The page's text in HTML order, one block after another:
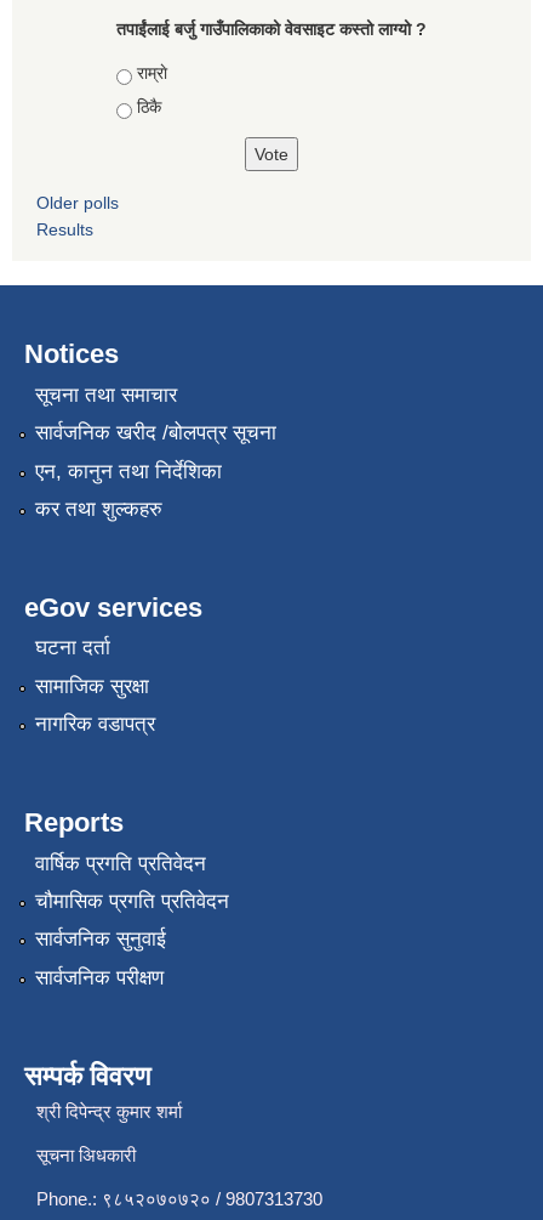
तपाईंलाई बर्जु गाउँपालिकाको वेवसाइट कस्तो लाग्यो ?
Choices
राम्राे
ठिकै
Older polls
Results
Notices
सूचना तथा समाचार
सार्वजनिक खरीद /बोलपत्र सूचना
एन, कानुन तथा निर्देशिका
कर तथा शुल्कहरु
eGov services
घटना दर्ता
सामाजिक सुरक्षा
नागरिक वडापत्र
Reports
वार्षिक प्रगति प्रतिवेदन
चौमासिक प्रगति प्रतिवेदन
सार्वजनिक सुनुवाई
सार्वजनिक परीक्षण
सम्पर्क विवरण
श्री दिपेन्द्र कुमार शर्मा
सूचना अिधकारी
Phone.: ९८५२०७०७२० / 9807313730